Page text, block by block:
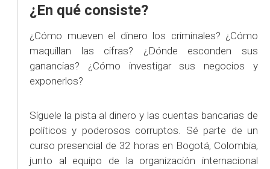
¿En qué consiste?
¿Cómo mueven el dinero los criminales? ¿Cómo
maquillan las cifras? ¿Dónde esconden sus
ganancias? ¿Cómo investigar sus negocios y
exponerlos?
Síguele la pista al dinero y las cuentas bancarias de
políticos y poderosos corruptos. Sé parte de un
curso presencial de 32 horas en Bogotá, Colombia,
junto al equipo de la organización internacional